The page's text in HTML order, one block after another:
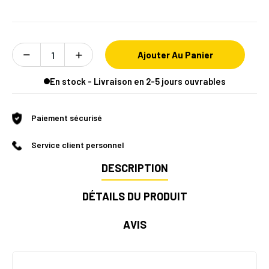
Ajouter Au Panier
En stock - Livraison en 2-5 jours ouvrables
Paiement sécurisé
Service client personnel
DESCRIPTION
DÉTAILS DU PRODUIT
AVIS